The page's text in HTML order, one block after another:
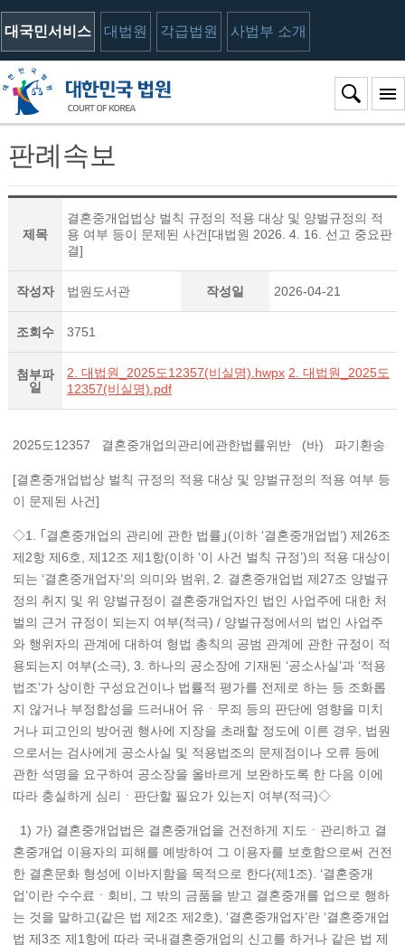
대국민서비스 대법원 각급법원 사법부 소개
판례속보
제목
결혼중개업법상 벌칙 규정의 적용 대상 및 양벌규정의 적
용 여부 등이 문제된 사건[대법원 2026. 4. 16. 선고 중요판
결]
작성자 법원도서관 작성일 2026-04-21
조회수 3751
첨부파
일
2. 대법원_2025도12357(비실명).hwpx 2. 대법원_2025도
12357(비실명).pdf
2025도12357 결혼중개업의관리에관한법률위반 (바) 파기환송
[결혼중개업법상 벌칙 규정의 적용 대상 및 양벌규정의 적용 여부 등
이 문제된 사건]
◇1. ｢결혼중개업의 관리에 관한 법률｣(이하 ‘결혼중개업법’) 제26조
제2항 제6호, 제12조 제1항(이하 ‘이 사건 벌칙 규정’)의 적용 대상이
되는 ‘결혼중개업자’의 의미와 범위, 2. 결혼중개업법 제27조 양벌규
정의 취지 및 위 양벌규정이 결혼중개업자인 법인 사업주에 대한 처
벌의 근거 규정이 되는지 여부(적극) / 양벌규정에서의 법인 사업주
와 행위자의 관계에 대하여 형법 총칙의 공범 관계에 관한 규정이 적
용되는지 여부(소극), 3. 하나의 공소장에 기재된 ‘공소사실’과 ‘적용
법조’가 상이한 구성요건이나 법률적 평가를 전제로 하는 등 조화롭
지 않거나 부정합성을 드러내어 유ㆍ무죄 등의 판단에 영향을 미치
거나 피고인의 방어권 행사에 지장을 초래할 정도에 이른 경우, 법원
으로서는 검사에게 공소사실 및 적용법조의 문제점이나 오류 등에
관한 석명을 요구하여 공소장을 올바르게 보완하도록 한 다음 이에
따라 충실하게 심리ㆍ판단할 필요가 있는지 여부(적극)◇
1) 가) 결혼중개업법은 결혼중개업을 건전하게 지도ㆍ관리하고 결
혼중개업 이용자의 피해를 예방하여 그 이용자를 보호함으로써 건전
한 결혼문화 형성에 이바지함을 목적으로 한다(제1조). ‘결혼중개
업’이란 수수료ㆍ회비, 그 밖의 금품을 받고 결혼중개를 업으로 행하
는 것을 말하고(같은 법 제2조 제2호), ‘결혼중개업자’란 ‘결혼중개업
법 제3조 제1항에 따라 국내결혼중개업의 신고를 하거나 같은 법 제